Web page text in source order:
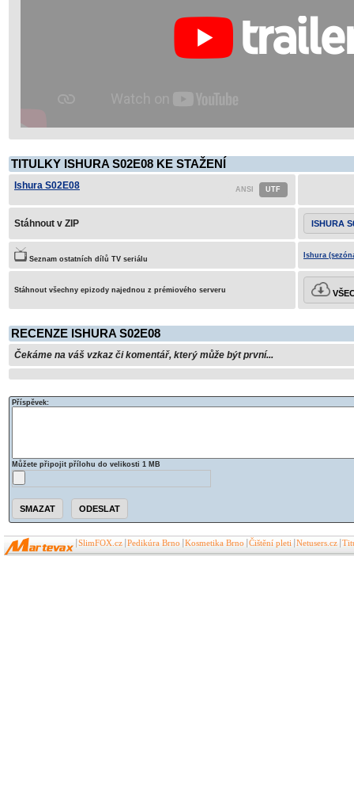
TITULKY ISHURA S02E08 KE STAŽENÍ
Ishura S02E08
Stáhnout v ZIP ISHURA
Seznam ostatních dílů TV seriálu Ishura
Stáhnout všechny epizody najednou z prémiového serveru
RECENZE ISHURA S02E08
Čekáme na váš vzkaz či komentář, který může být první...
Příspěvek:
Můžete připojit přílohu do velikosti 1 MB
SlimFOX.cz Pedikúra Brno Kosmetika Brno Čištění pleti Netusers.cz